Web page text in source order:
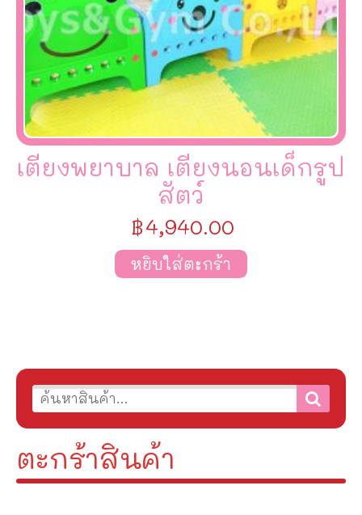
ตะกร้าสินค้า
เตียงพยาบาล เตียงนอนเด็กรูป
สัตว์
฿4,940.00
หยิบใส่ตะกร้า